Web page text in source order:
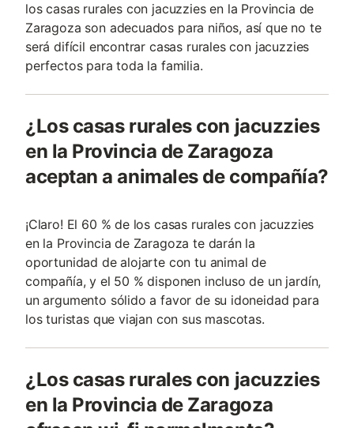
los casas rurales con jacuzzies en la Provincia de
Zaragoza son adecuados para niños, así que no te
será difícil encontrar casas rurales con jacuzzies
perfectos para toda la familia.
¿Los casas rurales con jacuzzies
en la Provincia de Zaragoza
aceptan a animales de compañía?
¡Claro! El 60 % de los casas rurales con jacuzzies
en la Provincia de Zaragoza te darán la
oportunidad de alojarte con tu animal de
compañía, y el 50 % disponen incluso de un jardín,
un argumento sólido a favor de su idoneidad para
los turistas que viajan con sus mascotas.
¿Los casas rurales con jacuzzies
en la Provincia de Zaragoza